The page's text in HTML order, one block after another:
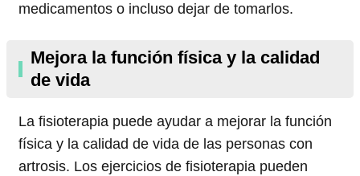
medicamentos o incluso dejar de tomarlos.
Mejora la función física y la calidad
de vida
La fisioterapia puede ayudar a mejorar la función
física y la calidad de vida de las personas con
artrosis. Los ejercicios de fisioterapia pueden